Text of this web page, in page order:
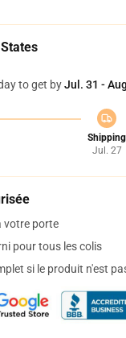
to get byJul. 31 -
Shipping
Jul. 27
votre porte
pour tous les colis
si le produit n'est